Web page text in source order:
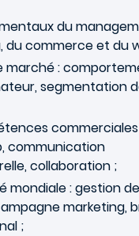
du
du commerce et du
marché :
segmentation
communication
collaboration ;
mondiale : gestion de
marketing,
;